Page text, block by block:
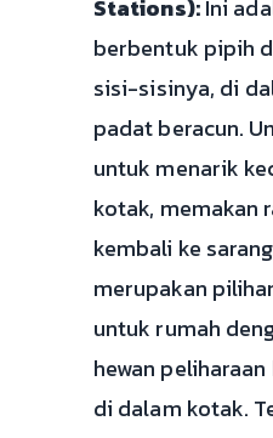
Stations):Ini
berbentuk pipih
sisi-sisinya, di
padat beracun.
untuk menarik
kotak, memakan
kembali ke
merupakan
untuk rumah
hewan
di dalam kotak.